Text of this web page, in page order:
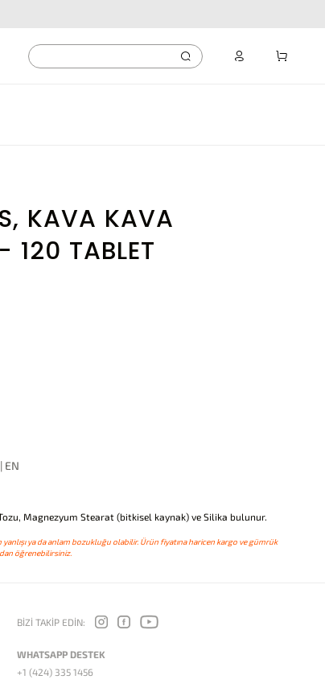
KAVA KAVA
120 TABLET
EN
Magnezyum Stearat (bitkisel kaynak) ve Silika bulunur.
yanlışı ya da anlam bozukluğu olabilir. Ürün fiyatına haricen kargo ve gümrük
öğrenebilirsiniz.
BİZİ TAKİP EDİN:
WHATSAPP DESTEK
+1 (424) 335 1456